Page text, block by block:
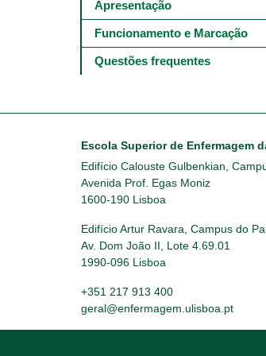
navigation
4º
Apresentação
Funcionamento e Marcação
Questões frequentes
Escola Superior de Enfermagem
Edifício Calouste Gulbenkian,
Avenida Prof. Egas Moniz
1600-190 Lisboa
Edifício Artur Ravara, Campus do
Av. Dom João II, Lote 4.69.01
1990-096 Lisboa
+351 217 913 400
geral@enfermagem.ulisboa.pt